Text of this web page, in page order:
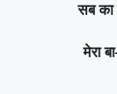
सब का
मेरा